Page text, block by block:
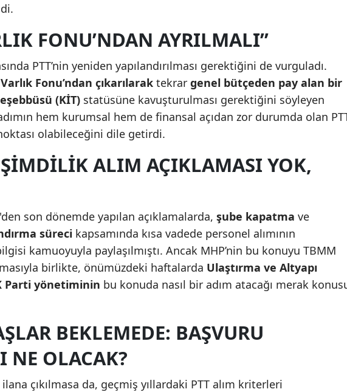
FONU’NDAN AYRILMALI”
PTT’nin yeniden yapılandırılması gerektiğini de vurguladı.
Fonu’ndan çıkarılarak tekrar genel bütçeden pay alan bir
(KİT) statüsüne kavuşturulması gerektiğini söyleyen
hem kurumsal hem de finansal açıdan zor durumda olan
olabileceğini dile getirdi.
ŞIMDILIK ALIM AÇIKLAMASI YOK,
son dönemde yapılan açıklamalarda, şube kapatma ve
süreci kapsamında kısa vadede personel alımının
kamuoyuyla paylaşılmıştı. Ancak MHP’nin bu konuyu TBMM
birlikte, önümüzdeki haftalarda Ulaştırma ve Altyapı
Parti yönetiminin bu konuda nasıl bir adım atacağı merak
BEKLEMEDE: BAŞVURU
NE OLACAK?
çıkılmasa da, geçmiş yıllardaki PTT alım kriterleri